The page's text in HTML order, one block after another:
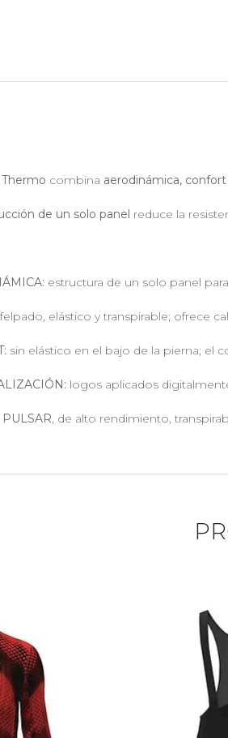
combina aerodinámica,
de un solo panel reduce la
estructura de un solo panel
elástico y transpirable; ofrece
sin elástico en el bajo de la pierna; el
logos aplicados
PULSAR, de alto rendimiento,